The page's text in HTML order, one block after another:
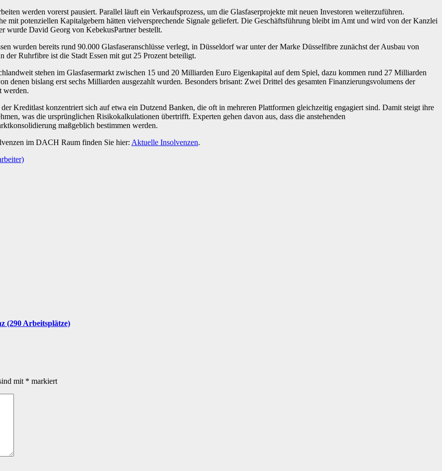
werden vorerst pausiert. Parallel läuft ein Verkaufsprozess, um die Glasfaserprojekte mit neuen Investoren weiterzuführen.
mit potenziellen Kapitalgebern hätten vielversprechende Signale geliefert. Die Geschäftsführung bleibt im Amt und wird von der Kanzlei
wurde David Georg von KebekusPartner bestellt.
wurden bereits rund 90.000 Glasfaseranschlüsse verlegt, in Düsseldorf war unter der Marke Düsselfibre zunächst der Ausbau von
Ruhrfibre ist die Stadt Essen mit gut 25 Prozent beteiligt.
stehen im Glasfasermarkt zwischen 15 und 20 Milliarden Euro Eigenkapital auf dem Spiel, dazu kommen rund 27 Milliarden
bislang erst sechs Milliarden ausgezahlt wurden. Besonders brisant: Zwei Drittel des gesamten Finanzierungsvolumens der
werden.
Kreditlast konzentriert sich auf etwa ein Dutzend Banken, die oft in mehreren Plattformen gleichzeitig engagiert sind. Damit steigt ihre
was die ursprünglichen Risikokalkulationen übertrifft. Experten gehen davon aus, dass die anstehenden
maßgeblich bestimmen werden.
im DACH Raum finden Sie hier: Aktuelle Insolvenzen.
(290 Arbeitsplätze)
mit * markiert